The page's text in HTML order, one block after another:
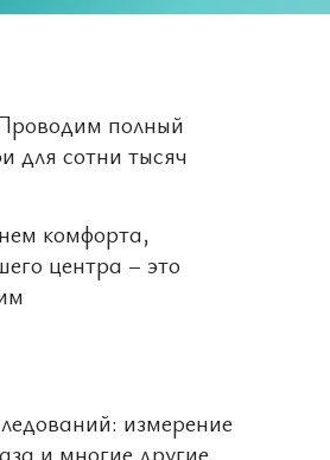
полный
для сотни тысяч
комфорта,
центра – это
измерение